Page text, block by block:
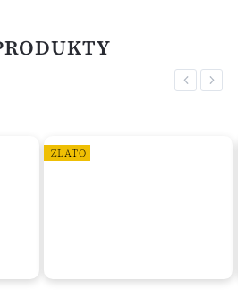
Previous
ZLATO
Next